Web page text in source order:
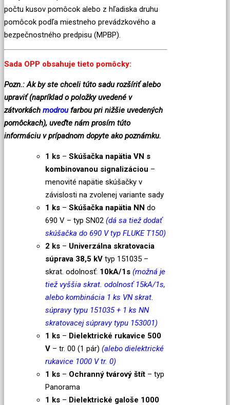
počtu kusov pomôcok alebo z hľadiska druhu
pomôcok podľa miestneho prevádzkového a
bezpečnostného predpisu (MPBP).
Sada OPP obsahuje tieto pomôcky:
Pozn.: Ak by ste chceli túto sadu rozšíriť alebo
upraviť (napríklad o položky uvedené v
zátvorkách modroufarbou pri nižšie uvedených
pomôckach), uveďte nám prosím túto
informáciu v prípadnom dopyte ako poznámku.
1 ks – Skúšačka napätia VN s
kombinovanou signalizáciou –
menovité napätie skúšačky v
závislosti na zvolenej variante sady
1 ks – Skúšačka napätia NN do
690 V – typ SN02 (dá sa tiež dodať
skúšačka do 690 V typ FLUKE T150)
2 ks – Univerzálna skratovacia
súprava 38,5 kV typ 151035 –
skrat. odolnosť: 10kA/1s (možná je
tiež vyššia skrat. odolnosť 15kA/1s,
alebo kombinácia 1 ks VN skrat.
súpravy typu 151035 + 1 ks NN
skratovacej súpravy typu 153001)
1 ks – Dielektrické rukavice 500
V – tr. 00 (1 pár) (alebo dielektrické
rukavice 1000 V tr. 0)
1 ks – Ochranný tvárový štít – typ
Panorama
1 ks – Dielektrické galoše 1000